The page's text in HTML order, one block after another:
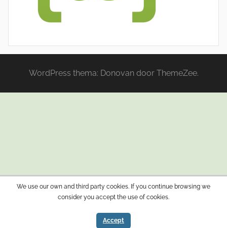
WordPress thema: Donovan door ThemeZee.
We use our own and third party cookies. If you continue browsing we
consider you accept the use of cookies.
Accept